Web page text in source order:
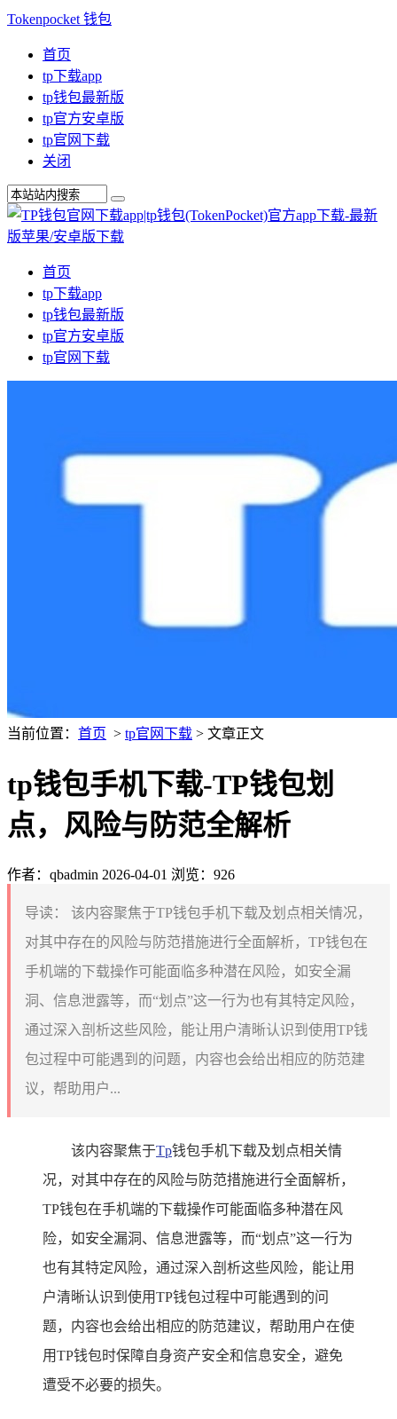
Tokenpocket 钱包
首页
tp下载app
tp钱包最新版
tp官方安卓版
tp官网下载
关闭
首页
tp下载app
tp钱包最新版
tp官方安卓版
tp官网下载
当前位置： 首页 > tp官网下载 > 文章正文
tp钱包手机下载-TP钱包划
点，风险与防范全解析
作者：qbadmin 2026-04-01 浏览：926
导读：
该内容聚焦于TP钱包手机下载及划点相关情况，
对其中存在的风险与防范措施进行全面解析，TP钱包在
手机端的下载操作可能面临多种潜在风险，如安全漏
洞、信息泄露等，而“划点”这一行为也有其特定风险，
通过深入剖析这些风险，能让用户清晰认识到使用TP钱
包过程中可能遇到的问题，内容也会给出相应的防范建
议，帮助用户...
该内容聚焦于Tp钱包手机下载及划点相关情
况，对其中存在的风险与防范措施进行全面解析，
TP钱包在手机端的下载操作可能面临多种潜在风
险，如安全漏洞、信息泄露等，而“划点”这一行为
也有其特定风险，通过深入剖析这些风险，能让用
户清晰认识到使用TP钱包过程中可能遇到的问
题，内容也会给出相应的防范建议，帮助用户在使
用TP钱包时保障自身资产安全和信息安全，避免
遭受不必要的损失。